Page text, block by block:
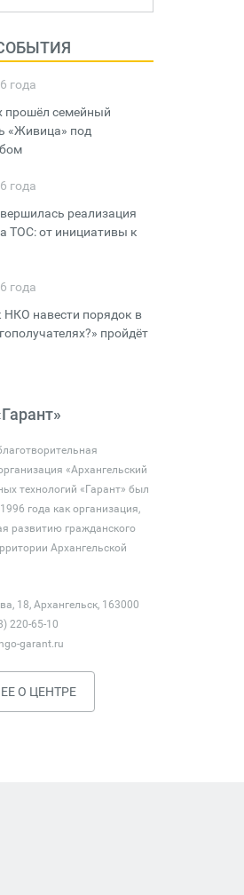
года
прошёл семейный
«Живица» под
года
реализация
ТОС: от инициативы к
года
НКО навести порядок в
пройдёт
«Архангельский
технологий «Гарант» был
года как организация,
развитию гражданского
Архангельской
18, Архангельск, 163000
220-65-10
garant.ru
О ЦЕНТРЕ